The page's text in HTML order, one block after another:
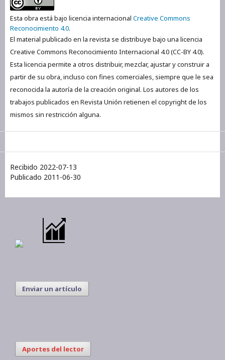
Esta obra está bajo licencia internacional Creative Commons
Reconocimiento 4.0.
El material publicado en la revista se distribuye bajo una licencia
Creative Commons Reconocimiento Internacional 4.0 (CC-BY 4.0).
Esta licencia permite a otros distribuir, mezclar, ajustar y construir a
partir de su obra, incluso con fines comerciales, siempre que le sea
reconocida la autoría de la creación original. Los autores de los
trabajos publicados en Revista Unión retienen el copyright de los
mismos sin restricción alguna.
Recibido 2022-07-13
Publicado 2011-06-30
Enviar un artículo
Aportes del lector